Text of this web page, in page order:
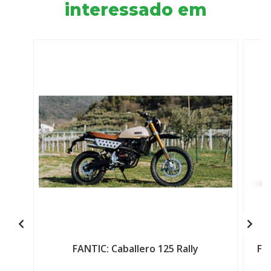
interessado em
FANTIC: Caballero 125 Rally